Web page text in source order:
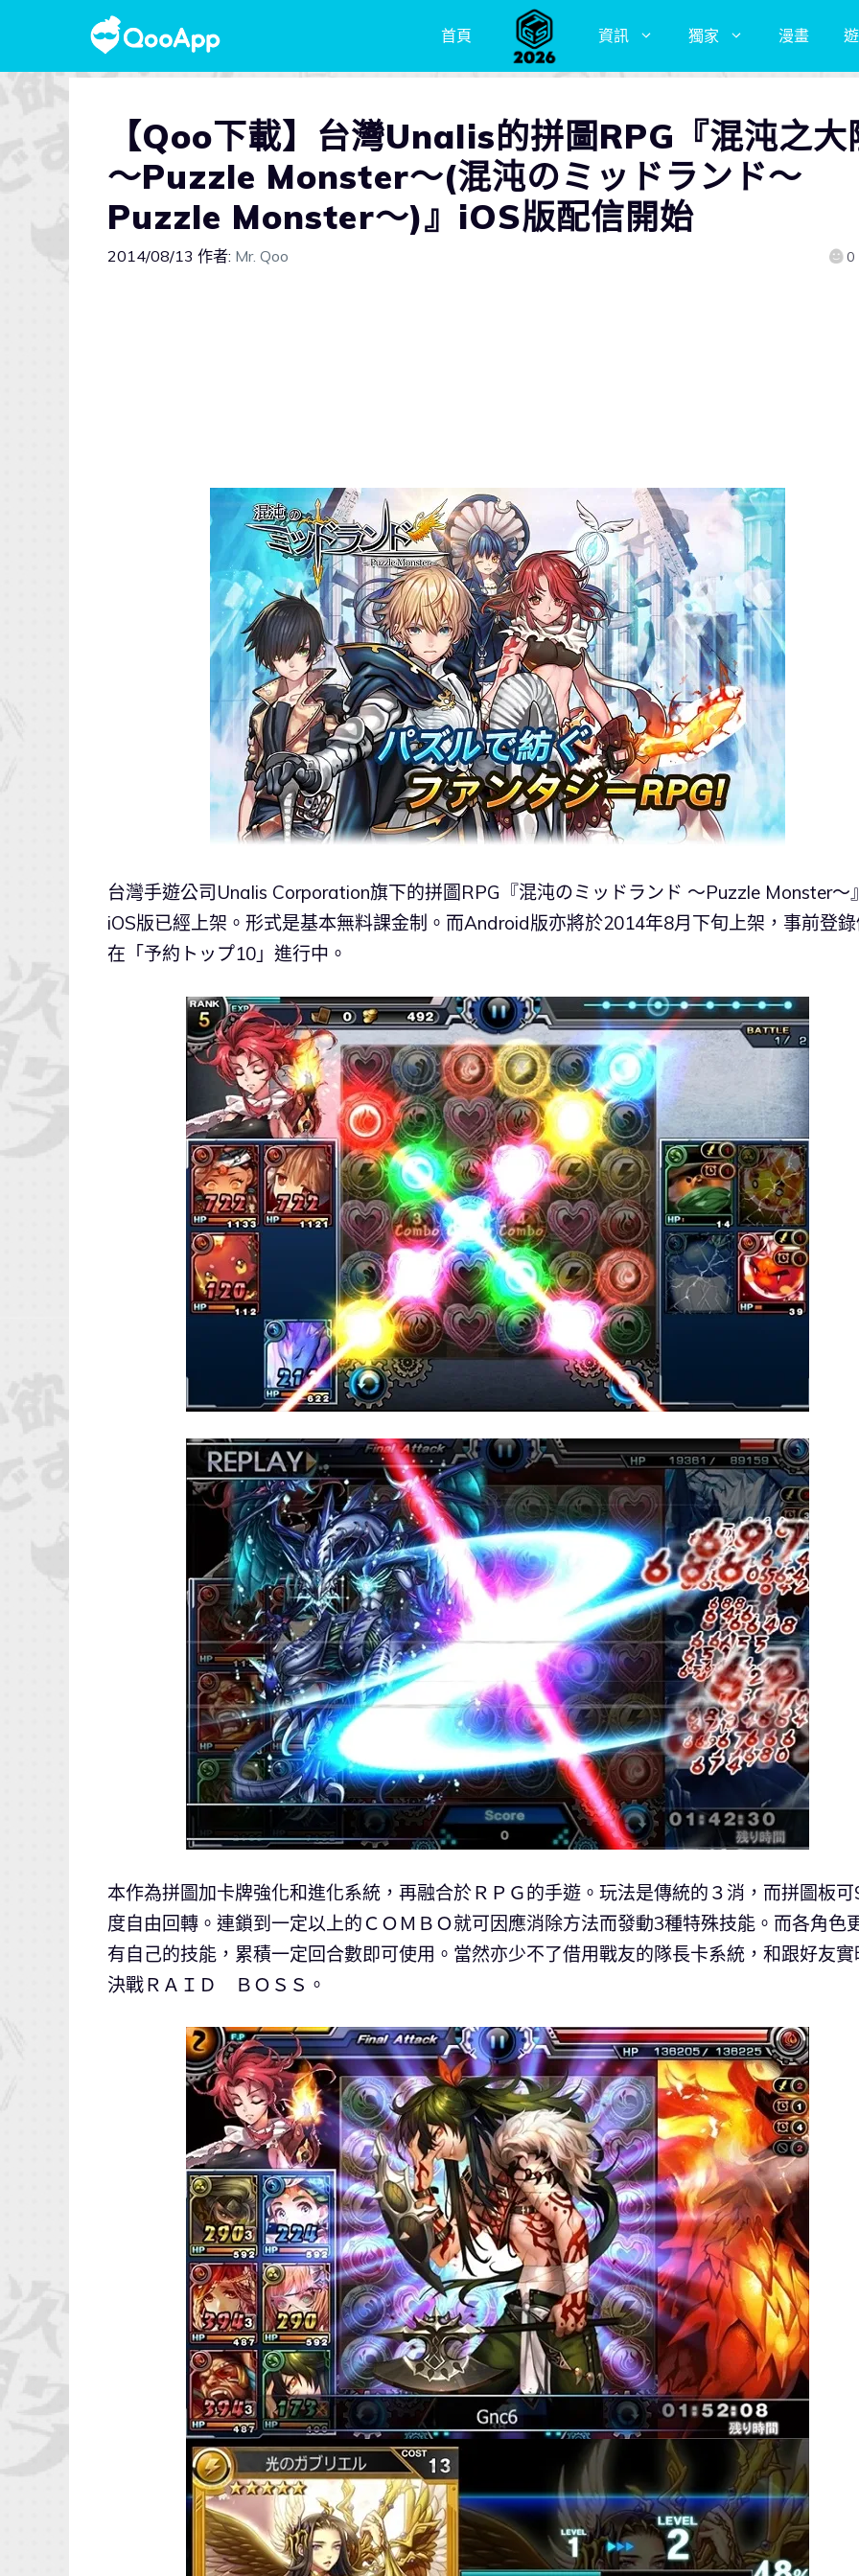
首頁 資訊 獨家 漫畫
【Qoo下載】台灣Unalis的拼圖RPG『混沌之大
～Puzzle Monster～(混沌のミッドランド～
Puzzle Monster～)』iOS版配信開始
2014/08/13 作者: Mr. Qoo 0
台灣手遊公司Unalis Corporation旗下的拼圖RPG『混沌のミッドランド ～Puzzle Monster～
iOS版已經上架。形式是基本無料課金制。而Android版亦將於2014年8月下旬上架，事前登
在「予約トップ10」進行中。
本作為拼圖加卡牌強化和進化系統，再融合於ＲＰＧ的手遊。玩法是傳統的３消，而拼圖板
度自由回轉。連鎖到一定以上的ＣＯＭＢＯ就可因應消除方法而發動3種特殊技能。而各角色
有自己的技能，累積一定回合數即可使用。當然亦少不了借用戰友的隊長卡系統，和跟好友實
決戰ＲＡＩＤ ＢＯＳＳ。